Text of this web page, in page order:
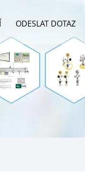
ODESLAT DOTAZ